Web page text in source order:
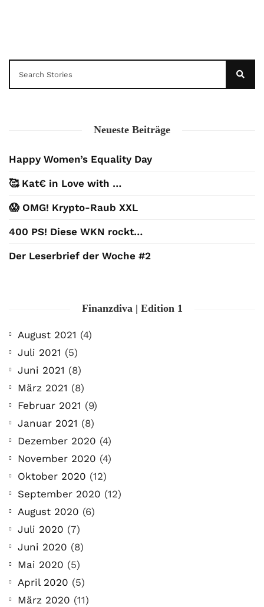
Neueste Beiträge
Happy Women’s Equality Day
🥰 Kat€ in Love with …
😱 OMG! Krypto-Raub XXL
400 PS! Diese WKN rockt…
Der Leserbrief der Woche #2
Finanzdiva | Edition 1
August 2021 (4)
Juli 2021 (5)
Juni 2021 (8)
März 2021 (8)
Februar 2021 (9)
Januar 2021 (8)
Dezember 2020 (4)
November 2020 (4)
Oktober 2020 (12)
September 2020 (12)
August 2020 (6)
Juli 2020 (7)
Juni 2020 (8)
Mai 2020 (5)
April 2020 (5)
März 2020 (11)